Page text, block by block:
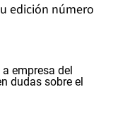
edición número